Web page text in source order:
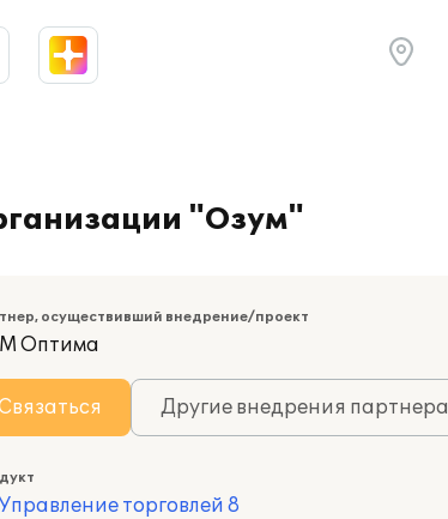
"Озум"
осуществивший внедрение/проект
Оптима
Другие внедрения партнера
торговлей 8